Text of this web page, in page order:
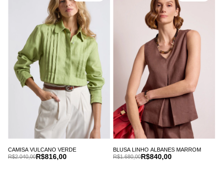
CAMISA VULCANO VERDE
R$816,00
R$2.040,00
BLUSA LINHO ALBANES MARROM
R$840,00
R$1.680,00